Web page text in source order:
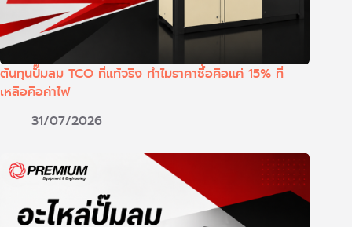
ต้นทุนปั๊มลม TCO ที่แท้จริง ทำไมราคาซื้อคือแค่ 15% ที่
เหลือคือค่าไฟ
31/07/2026